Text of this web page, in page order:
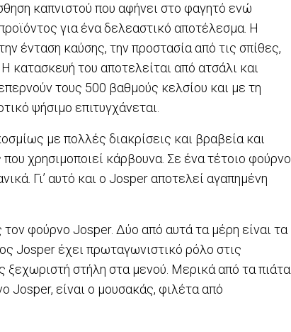
καπνιστού που αφήνει στο φαγητό ενώ
για ένα δελεαστικό αποτέλεσμα. Η
ένταση καύσης, την προστασία από τις σπίθες,
κατασκευή του αποτελείται από ατσάλι και
τους 500 βαθμούς κελσίου και με τη
ψήσιμο επιτυγχάνεται.
με πολλές διακρίσεις και βραβεία και
χρησιμοποιεί κάρβουνα. Σε ένα τέτοιο φούρνο
Γι’ αυτό και ο Josper αποτελεί αγαπημένη
τον φούρνο Josper. Δύο από αυτά τα μέρη είναι τα
Josper έχει πρωταγωνιστικό ρόλο στις
ξεχωριστή στήλη στα μενού. Μερικά από τα πιάτα
Josper, είναι ο μουσακάς, φιλέτα από